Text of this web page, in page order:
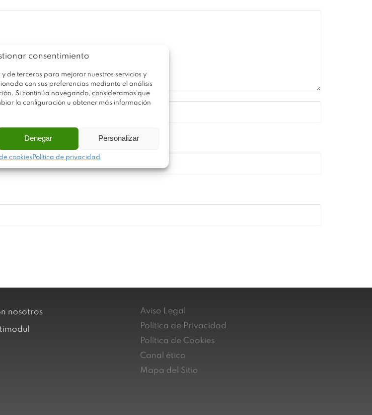
consentimiento
de terceros para mejorar nuestros servicios y
con sus preferencias mediante el análisis
Si continúa navegando, consideramos que
la configuración u obtener más información
Denegar Personalizar
cookies Política de privacidad
nosotros
Aviso Legal
Política de Privacidad
Política de Cookies
Canal ético
Mapa del Sitio